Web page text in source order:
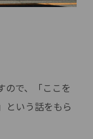
ので、「ここを
という話をもら